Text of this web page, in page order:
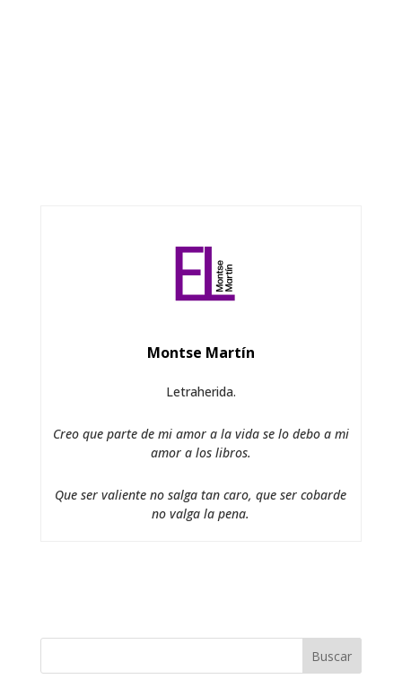
Montse Martín
Letraherida.
Creo que parte de mi amor a la vida se lo debo a mi
amor a los libros.
Que ser valiente no salga tan caro, que ser cobarde
no valga la pena.